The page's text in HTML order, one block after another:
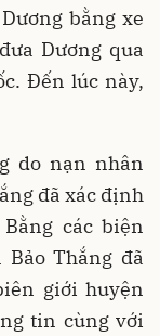
bằng xe
Dương qua
Đến lúc này,
do nạn nhân
đã xác định
các biện
Thắng đã
giới huyện
tin cùng với